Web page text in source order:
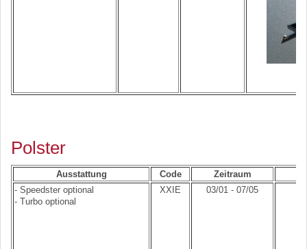
Polster
Ausstattung Code
Zeitraum
- Speedster optional
- Turbo optional
XXIE 03/01 - 07/05